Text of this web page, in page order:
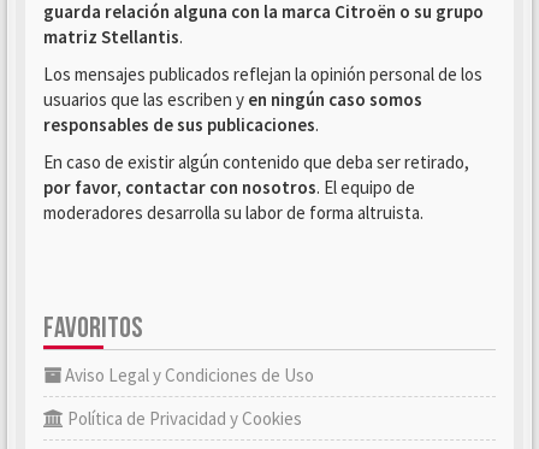
guarda relación alguna con la marca Citroën o su grupo
matriz Stellantis.
Los mensajes publicados reflejan la opinión personal de los
usuarios que las escriben y en ningún caso somos
responsables de sus publicaciones.
En caso de existir algún contenido que deba ser retirado,
por favor, contactar con nosotros. El equipo de
moderadores desarrolla su labor de forma altruista.
FAVORITOS
Aviso Legal y Condiciones de Uso
Política de Privacidad y Cookies